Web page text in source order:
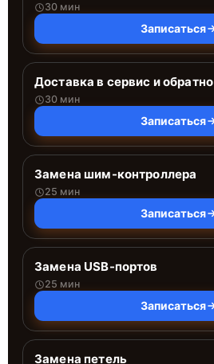
30 мин
Записаться
Доставка в сервис и обратно
30 мин
Записаться
Замена шим-контроллера
25 мин
Записаться
Замена USB-портов
25 мин
Записаться
Замена петель